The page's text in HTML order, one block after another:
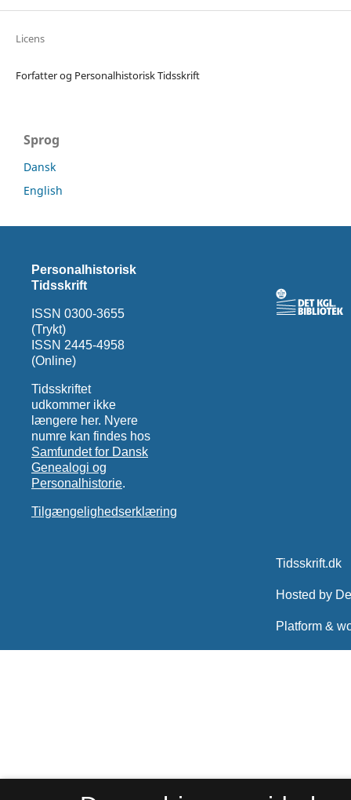
Licens
Forfatter og Personalhistorisk Tidsskrift
Sprog
Dansk
English
Personalhistorisk
Tidsskrift
ISSN 0300-3655
(Trykt)
ISSN 2445-4958
(Online)
Tidsskriftet
udkommer ikke
længere her. Nyere
numre kan findes hos
Samfundet for Dansk
Genealogi og
Personalhistorie.
Tilgængelighedserklæring